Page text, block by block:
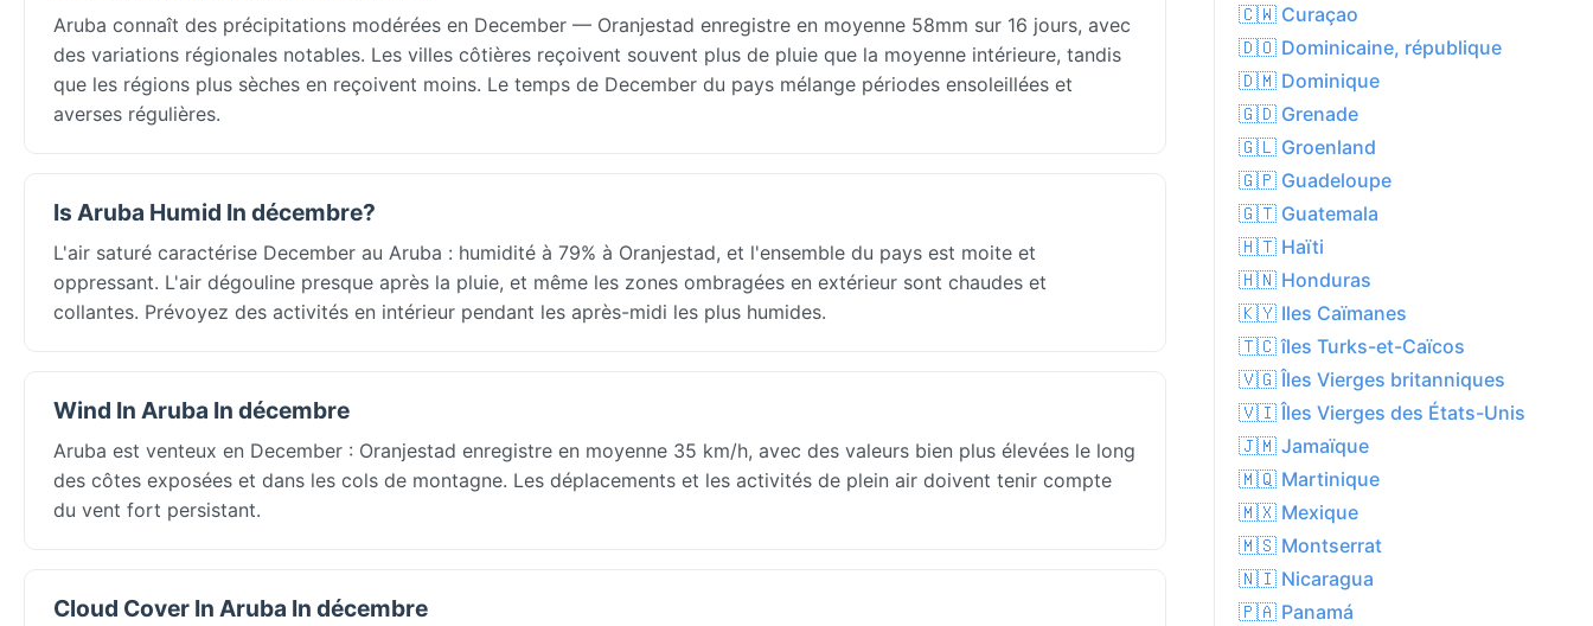
Aruba connaît des précipitations modérées en December — Oranjestad enregistre en moyenne 58mm sur 16 jours, avec
des variations régionales notables. Les villes côtières reçoivent souvent plus de pluie que la moyenne intérieure, tandis
que les régions plus sèches en reçoivent moins. Le temps de December du pays mélange périodes ensoleillées et
averses régulières.
Is Aruba Humid In décembre?
L'air saturé caractérise December au Aruba : humidité à 79% à Oranjestad, et l'ensemble du pays est moite et
oppressant. L'air dégouline presque après la pluie, et même les zones ombragées en extérieur sont chaudes et
collantes. Prévoyez des activités en intérieur pendant les après-midi les plus humides.
Wind In Aruba In décembre
Aruba est venteux en December : Oranjestad enregistre en moyenne 35 km/h, avec des valeurs bien plus élevées le long
des côtes exposées et dans les cols de montagne. Les déplacements et les activités de plein air doivent tenir compte
du vent fort persistant.
Cloud Cover In Aruba In décembre
🇨🇼 Curaçao
🇩🇴 Dominicaine, république
🇩🇲 Dominique
🇬🇩 Grenade
🇬🇱 Groenland
🇬🇵 Guadeloupe
🇬🇹 Guatemala
🇭🇹 Haïti
🇭🇳 Honduras
🇰🇾 Iles Caïmanes
🇹🇨 îles Turks-et-Caïcos
🇻🇬 Îles Vierges britanniques
🇻🇮 Îles Vierges des États-Unis
🇯🇲 Jamaïque
🇲🇶 Martinique
🇲🇽 Mexique
🇲🇸 Montserrat
🇳🇮 Nicaragua
🇵🇦 Panamá